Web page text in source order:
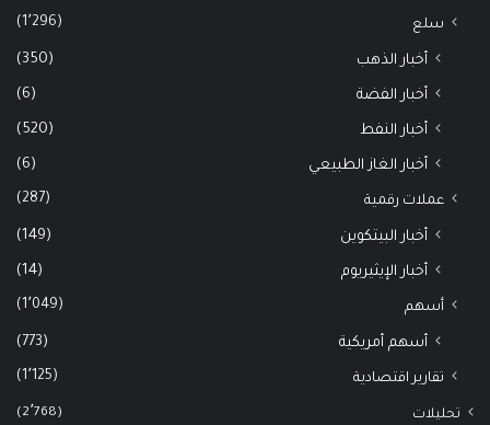
سلع (1٬296)
أخبار الذهب (350)
أخبار الفضة (6)
أخبار النفط (520)
أخبار الغاز الطبيعي (6)
عملات رقمية (287)
أخبار البيتكوين (149)
أخبار الإيثيريوم (14)
أسهم (1٬049)
أسهم أمريكية (773)
تقارير اقتصادية (1٬125)
تحليلات (2٬768)